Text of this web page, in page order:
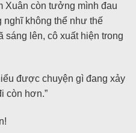
Xuân còn tưởng mình đau
nghĩ không thể như thế
lên, cô xuất hiện trong
được chuyện gì đang xảy
còn hơn.”